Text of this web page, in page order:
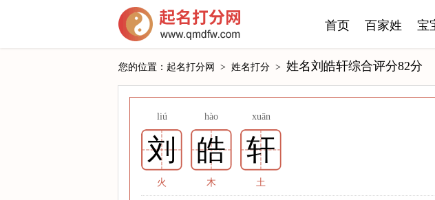
首页 百家姓 宝
您的位置： 起名打分网 > 姓名打分 > 姓名刘皓轩综合评分82分
liú hào xuān
刘 皓 轩
火 木 土